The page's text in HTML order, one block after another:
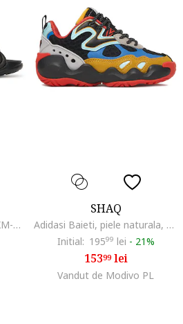
Sandale copii, model LEA-XM-0048, negru, plastic
SHAQ
Adidasi Baieti, piele naturala, multicolor,
Initial: 19599 lei - 21%
15399lei
Vandut de Modivo PL